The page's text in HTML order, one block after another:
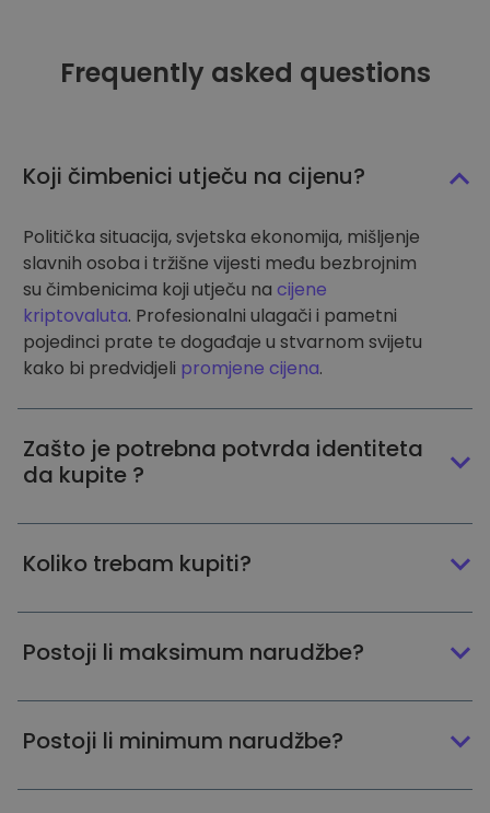
Frequently asked questions
Koji čimbenici utječu na cijenu?
Politička situacija, svjetska ekonomija, mišljenje
slavnih osoba i tržišne vijesti među bezbrojnim
su čimbenicima koji utječu na cijene
kriptovaluta. Profesionalni ulagači i pametni
pojedinci prate te događaje u stvarnom svijetu
kako bi predvidjeli promjene cijena.
Zašto je potrebna potvrda identiteta
da kupite ?
Koliko trebam kupiti?
Postoji li maksimum narudžbe?
Postoji li minimum narudžbe?